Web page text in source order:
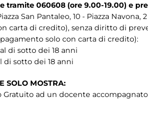
tramite 060608 (ore 9.00-19.00) e
San Pantaleo, 10 - Piazza
carta di credito), senza diritto di
solo con carta di credito):
di sotto dei 18 anni
sotto dei 18 anni
SOLO MOSTRA:
Gratuito ad un docente